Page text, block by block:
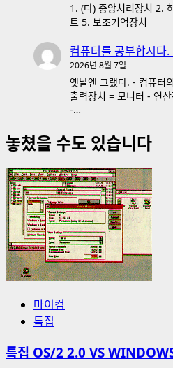
1. (다) 중앙처리장치 2.
트 5. 보조기억장치
컴퓨터를 공부합시다.
2026년 8월 7일
옛날엔 그랬다. - 컴퓨터
출력장치 = 모니터 - 연
-…
놓쳤을 수도 있습니다
마이컴
특집
특집 OS/2 2.0 VS